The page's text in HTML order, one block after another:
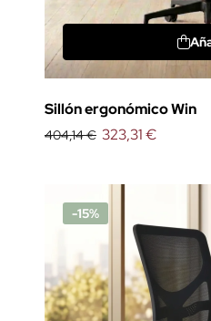
Sillón ergonómico Win
404,14 € 323,31 €
-15%